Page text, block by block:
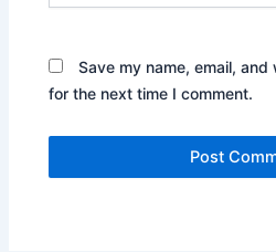
Save my name, email,
for the next time I comment.